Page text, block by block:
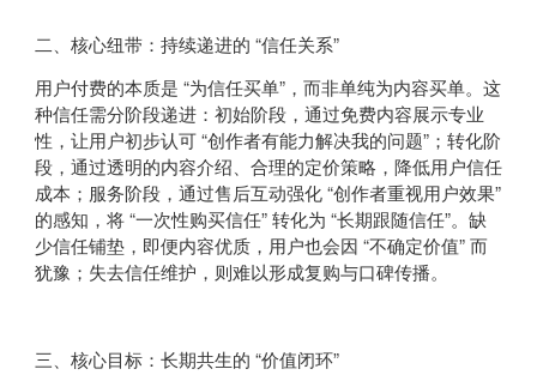
二、核心纽带：持续递进的 “信任关系”
用户付费的本质是 “为信任买单”，而非单纯为内容买单。这
种信任需分阶段递进：初始阶段，通过免费内容展示专业
性，让用户初步认可 “创作者有能力解决我的问题”；转化阶
段，通过透明的内容介绍、合理的定价策略，降低用户信任
成本；服务阶段，通过售后互动强化 “创作者重视用户效果”
的感知，将 “一次性购买信任” 转化为 “长期跟随信任”。缺
少信任铺垫，即便内容优质，用户也会因 “不确定价值” 而
犹豫；失去信任维护，则难以形成复购与口碑传播。
三、核心目标：长期共生的 “价值闭环”